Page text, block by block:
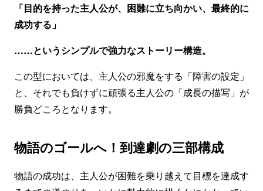
「目的を持った主人公が、困難に立ち向かい、最終的に
成功する」
……というシンプルで強力なストーリー構造。
この型においては、主人公の邪魔をする「障害の設定」
と、それでも負けずに頑張る主人公の「成長の描写」が
勝負どころとなります。
物語のゴールへ！到達劇の三部構成
物語の成功は、主人公が困難を乗り越えて目標を達成す